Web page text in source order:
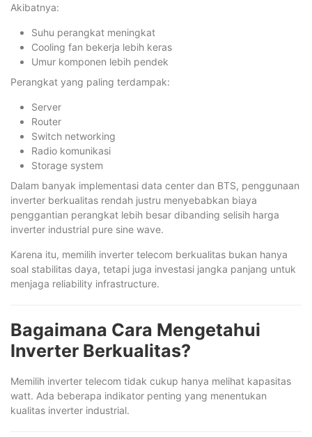
Akibatnya:
Suhu perangkat meningkat
Cooling fan bekerja lebih keras
Umur komponen lebih pendek
Perangkat yang paling terdampak:
Server
Router
Switch networking
Radio komunikasi
Storage system
Dalam banyak implementasi data center dan BTS, penggunaan
inverter berkualitas rendah justru menyebabkan biaya
penggantian perangkat lebih besar dibanding selisih harga
inverter industrial pure sine wave.
Karena itu, memilih inverter telecom berkualitas bukan hanya
soal stabilitas daya, tetapi juga investasi jangka panjang untuk
menjaga reliability infrastructure.
Bagaimana Cara Mengetahui
Inverter Berkualitas?
Memilih inverter telecom tidak cukup hanya melihat kapasitas
watt. Ada beberapa indikator penting yang menentukan
kualitas inverter industrial.